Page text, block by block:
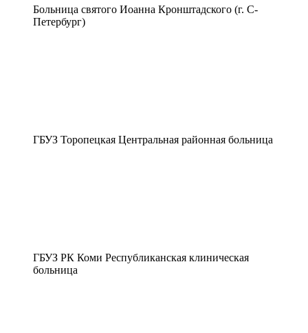
Больница святого Иоанна Кронштадского (г. С-
Петербург)
ГБУЗ Торопецкая Центральная районная больница
ГБУЗ РК Коми Республиканская клиническая
больница